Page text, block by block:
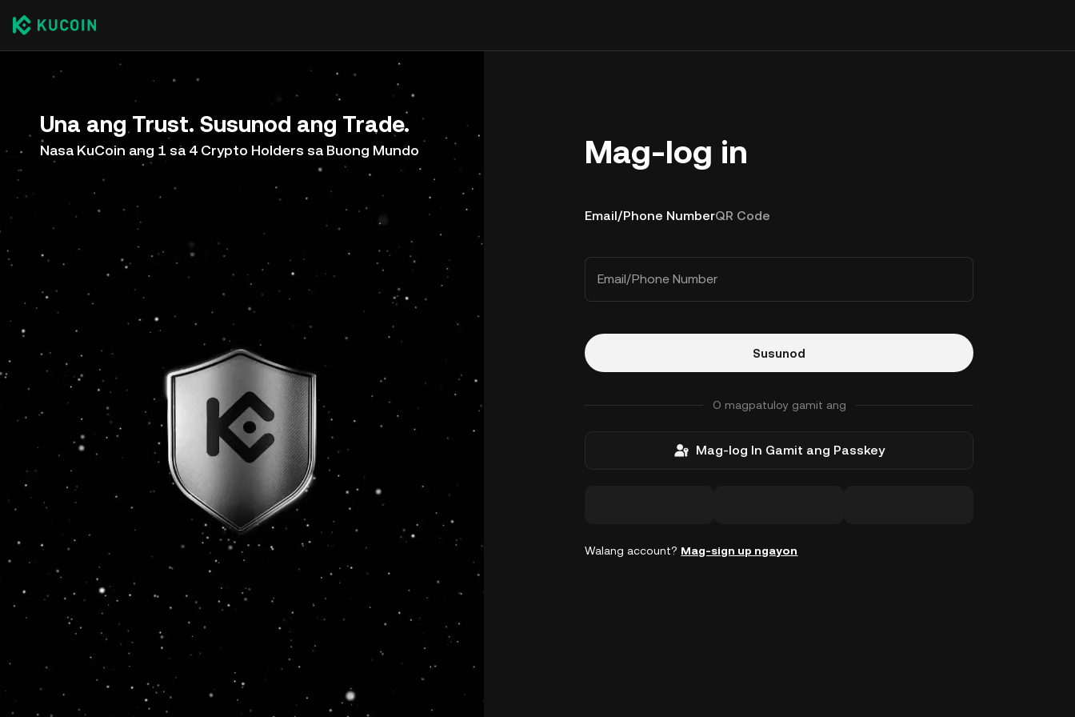
Una ang Trust. Susunod ang Trade.
Nasa KuCoin ang 1 sa 4 Crypto Holders sa Buong Mundo Mag-log in
Email/Phone NumberQR Code
Email/Phone Number
Susunod
O magpatuloy gamit ang
Mag-log In Gamit ang Passkey
Walang account? Mag-sign up ngayon